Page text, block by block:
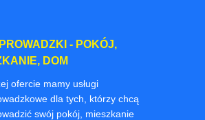
- POKÓJ,
DOM
ofercie mamy usługi
dla tych, którzy chcą
swój pokój, mieszkanie